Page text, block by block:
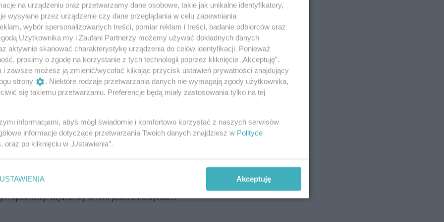
Optima Radom zdobył kwalifikację na mistrzostwa
przełajowych.
Okręgowym Związku Lekkiej
Waśniewskim nowym prezesem
Okręgowym Związku Lekkiej Atletyki.
Zygmunt Malinowski, odchodzi na emeryturę.
RLTL Optima Radom
września w Telewizji Dami i na portalu CoZaDzień.pl
Sportowy. Będziemy w nim podsumowywać
na urządzeniu oraz przetwarzamy dane osobowe, takie jak unikalne identyfikatory,
wysyłane przez urządzenie czy dane przeglądania w celu zapewniania
wybór spersonalizowanych treści, pomiar reklam i treści, badanie odbiorców oraz
Użytkownika my i Zaufani Partnerzy możemy używać dokładnych danych
aktywnie skanować charakterystykę urządzenia do celów identyfikacji. Ponieważ
prosimy o zgodę na korzystanie z tych technologii poprzez kliknięcie „Akceptuję”.
i zawsze możesz ją zmienić/wycofać klikając przycisk ustawień prywatności znajdujący
strony
. Niektóre rodzaje przetwarzania danych nie wymagają zgody użytkownika,
się takiemu przetwarzaniu. Preferencje będą miały zastosowania tylko na tej
informacjami, abyś mógł świadomie i komfortowo korzystać z naszych serwisów
informacje dotyczące przetwarzania Twoich danych znajdziesz w Polityce
. oraz po kliknięciu w „Ustawienia”.
USTAWIENIA Akceptuję